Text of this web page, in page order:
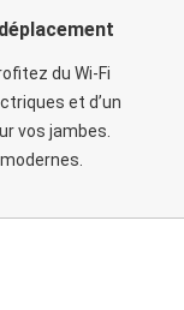
du Wi-Fi
et d’un
vos jambes.